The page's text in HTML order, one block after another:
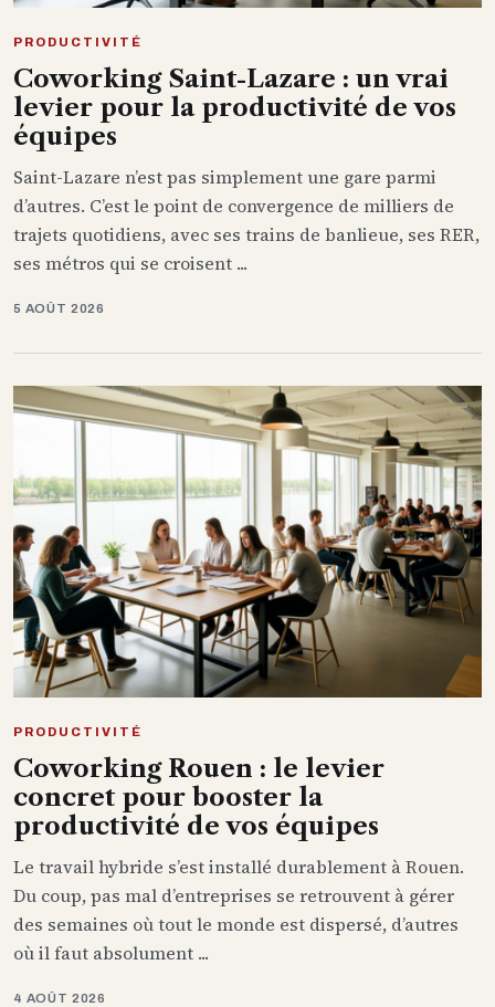
PRODUCTIVITÉ
Coworking Saint-Lazare : un vrai
levier pour la productivité de vos
équipes
Saint-Lazare n’est pas simplement une gare parmi
d’autres. C’est le point de convergence de milliers de
trajets quotidiens, avec ses trains de banlieue, ses RER,
ses métros qui se croisent ...
5 AOÛT 2026
PRODUCTIVITÉ
Coworking Rouen : le levier
concret pour booster la
productivité de vos équipes
Le travail hybride s’est installé durablement à Rouen.
Du coup, pas mal d’entreprises se retrouvent à gérer
des semaines où tout le monde est dispersé, d’autres
où il faut absolument ...
4 AOÛT 2026